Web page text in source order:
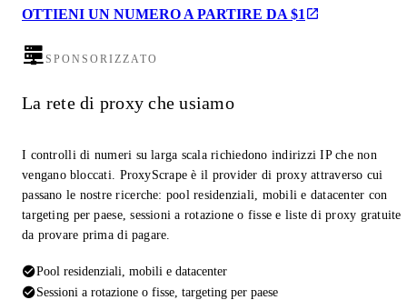
OTTIENI UN NUMERO A PARTIRE DA $1
SPONSORIZZATO
La rete di proxy che usiamo
I controlli di numeri su larga scala richiedono indirizzi IP che non
vengano bloccati. ProxyScrape è il provider di proxy attraverso cui
passano le nostre ricerche: pool residenziali, mobili e datacenter con
targeting per paese, sessioni a rotazione o fisse e liste di proxy gratuite
da provare prima di pagare.
Pool residenziali, mobili e datacenter
Sessioni a rotazione o fisse, targeting per paese